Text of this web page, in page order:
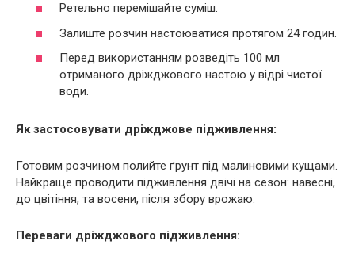
Ретельно перемішайте суміш.
Залиште розчин настоюватися протягом 24 годин.
Перед використанням розведіть 100 мл
отриманого дріжджового настою у відрі чистої
води.
Як застосовувати дріжджове підживлення:
Готовим розчином полийте ґрунт під малиновими кущами.
Найкраще проводити підживлення двічі на сезон: навесні,
до цвітіння, та восени, після збору врожаю.
Переваги дріжджового підживлення: